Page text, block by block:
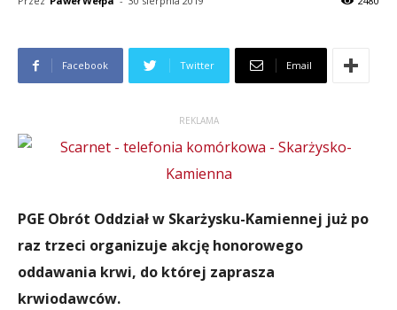
Facebook Twitter Email
REKLAMA
PGE Obrót Oddział w Skarżysku-Kamiennej już po
raz trzeci organizuje akcję honorowego
oddawania krwi, do której zaprasza
krwiodawców.